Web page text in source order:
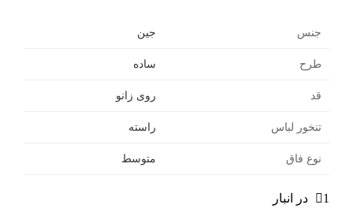
جنس جین
طرح ساده
قد روی زانو
تنخور لباس راسته
نوع فاق متوسط
1 در انبار